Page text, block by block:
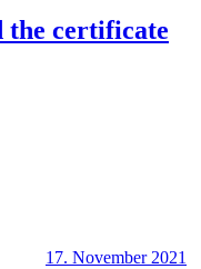
the certificate
17. November 2021